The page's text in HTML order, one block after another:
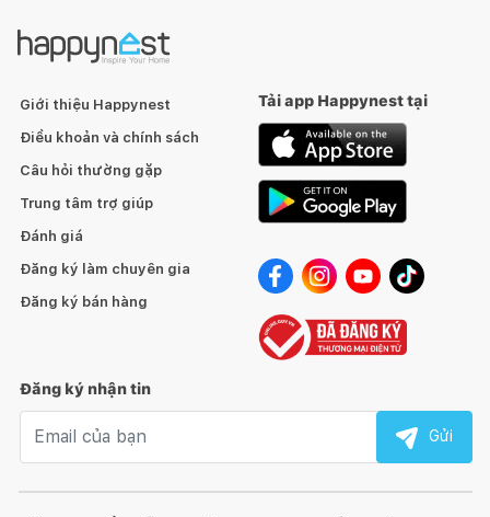
Giới thiệu Happynest
Điều khoản và chính sách
Câu hỏi thường gặp
Trung tâm trợ giúp
Đánh giá
Đăng ký làm chuyên gia
Đăng ký bán hàng
Tải app Happynest tại
Đăng ký nhận tin
Gửi